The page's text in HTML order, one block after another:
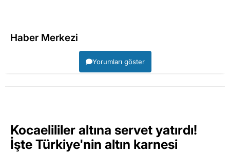
Haber Merkezi
Yorumları göster
Kocaelililer altına servet yatırdı!
İşte Türkiye'nin altın karnesi